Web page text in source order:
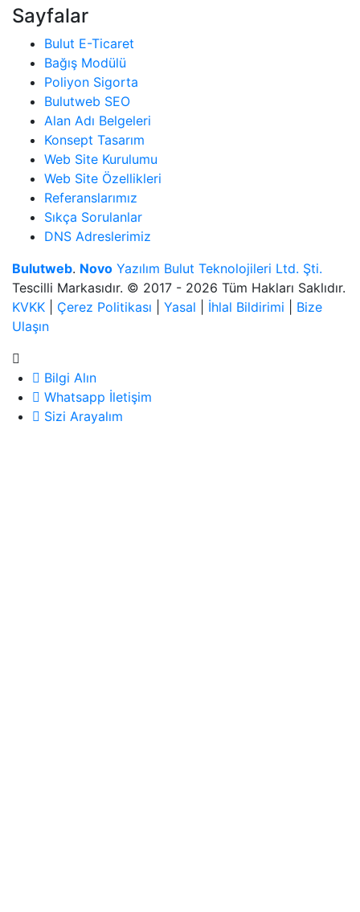
Sayfalar
Bulut E-Ticaret
Bağış Modülü
Poliyon Sigorta
Bulutweb SEO
Alan Adı Belgeleri
Konsept Tasarım
Web Site Kurulumu
Web Site Özellikleri
Referanslarımız
Sıkça Sorulanlar
DNS Adreslerimiz
Bulutweb. Novo Yazılım Bulut Teknolojileri Ltd. Şti.
Tescilli Markasıdır. © 2017 - 2026 Tüm Hakları Saklıdır.
KVKK
Çerez Politikası Yasal İhlal Bildirimi
Bize
Ulaşın
Bilgi Alın
Whatsapp İletişim
Sizi Arayalım